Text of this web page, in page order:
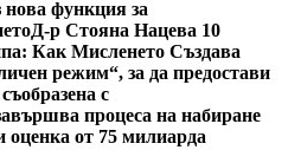
функция за
Д-р Стояна Нацева 10
Как Мисленето Създава
режим“, за да предостави
с
процеса на набиране
оценка от 75 милиарда